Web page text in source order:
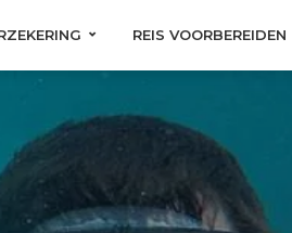
REIS VOORBEREIDEN